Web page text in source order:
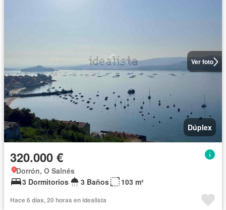
Ver foto
Dúplex
320.000 €
Dorrón, O Salnés
3 Dormitorios
3 Baños 103 m²
Hace 6 días, 20 horas en idealista